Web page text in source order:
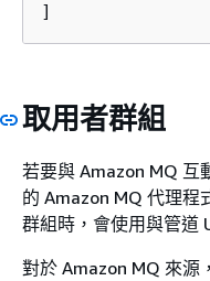
]
取用者群組
若要與 Amazon MQ 互
的 Amazon MQ 代理程
群組時，會使用與管道
對於 Amazon MQ 來源